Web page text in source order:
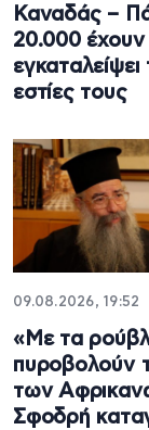
Καναδάς –
20.000 έχουν
εγκαταλείψει
εστίες τους
09.08.2026, 19:52
«Με τα
πυροβολούν
των
Σφοδρή